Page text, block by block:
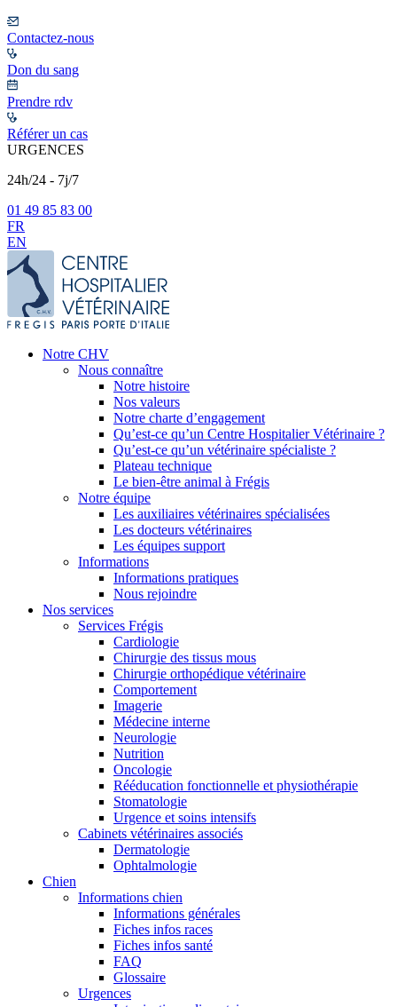
Contactez-nous
Don du sang
Prendre rdv
Référer un cas
URGENCES
24h/24 - 7j/7
01 49 85 83 00
FR
EN
Notre CHV
Nous connaître
Notre histoire
Nos valeurs
Notre charte d’engagement
Qu’est-ce qu’un Centre Hospitalier Vétérinaire ?
Qu’est-ce qu’un vétérinaire spécialiste ?
Plateau technique
Le bien-être animal à Frégis
Notre équipe
Les auxiliaires vétérinaires spécialisées
Les docteurs vétérinaires
Les équipes support
Informations
Informations pratiques
Nous rejoindre
Nos services
Services Frégis
Cardiologie
Chirurgie des tissus mous
Chirurgie orthopédique vétérinaire
Comportement
Imagerie
Médecine interne
Neurologie
Nutrition
Oncologie
Rééducation fonctionnelle et physiothérapie
Stomatologie
Urgence et soins intensifs
Cabinets vétérinaires associés
Dermatologie
Ophtalmologie
Chien
Informations chien
Informations générales
Fiches infos races
Fiches infos santé
FAQ
Glossaire
Urgences